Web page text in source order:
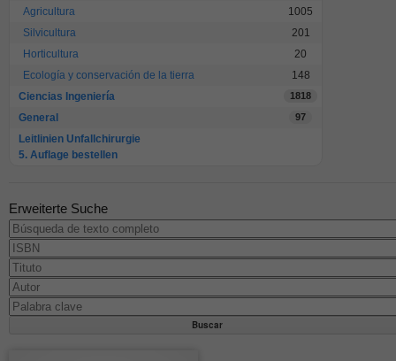
Agricultura
1005
Silvicultura
201
Horticultura
20
Ecología y conservación de la tierra
148
Ciencias Ingeniería
1818
General 97
Leitlinien Unfallchirurgie
5. Auflage bestellen
Erweiterte Suche